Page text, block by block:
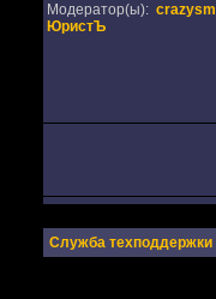
Модератор(ы): crazysm
ЮристЪ
Служба техподдержки